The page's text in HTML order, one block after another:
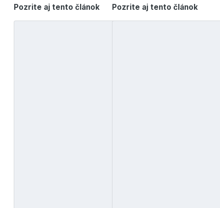
Pozrite aj tento článok Pozrite aj tento článok